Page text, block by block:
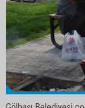
Gölbaşı Belediyesi